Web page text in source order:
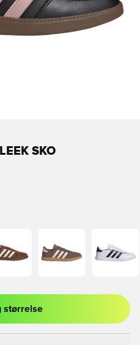
SKO
eller tilmelde dig som medlem
størrelse